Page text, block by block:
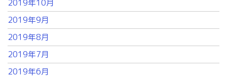
2019年10月
2019年9月
2019年8月
2019年7月
2019年6月